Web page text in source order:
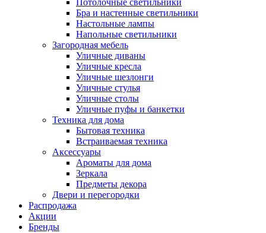
Потолочные светильники
Бра и настенные светильники
Настольные лампы
Напольные светильники
Загородная мебель
Уличные диваны
Уличные кресла
Уличные шезлонги
Уличные стулья
Уличные столы
Уличные пуфы и банкетки
Техника для дома
Бытовая техника
Встраиваемая техника
Аксессуары
Ароматы для дома
Зеркала
Предметы декора
Двери и перегородки
Распродажа
Акции
Бренды